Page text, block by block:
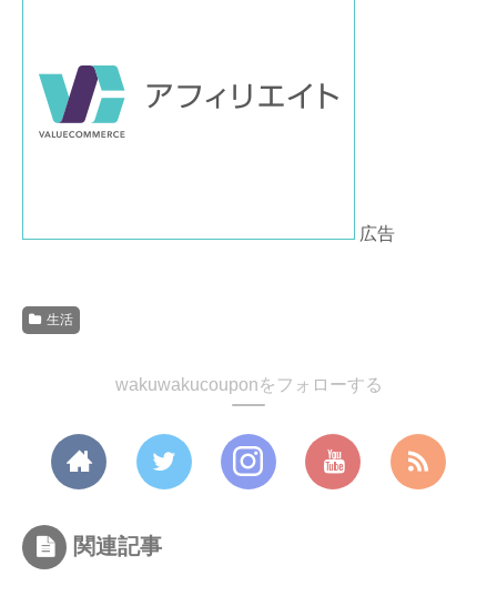
広告
生活
wakuwakucouponをフォローする
関連記事